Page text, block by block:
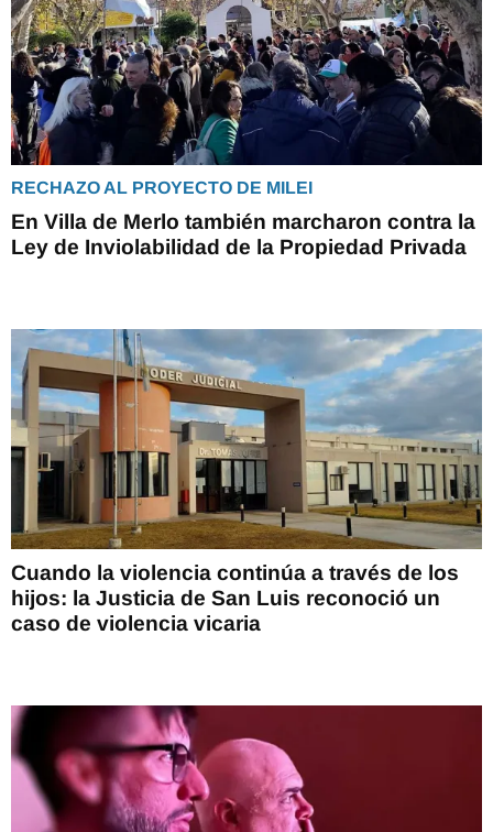
RECHAZO AL PROYECTO DE MILEI
En Villa de Merlo también marcharon contra la
Ley de Inviolabilidad de la Propiedad Privada
Cuando la violencia continúa a través de los
hijos: la Justicia de San Luis reconoció un
caso de violencia vicaria